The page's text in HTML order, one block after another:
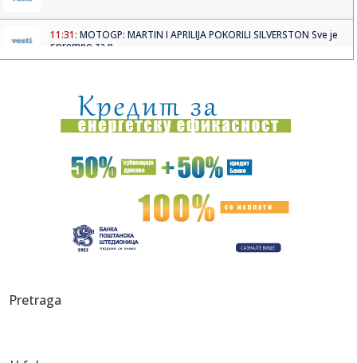
11:31: MOTOGP: MARTIN I APRILIJA POKORILI SILVERSTON Sve je
spremno za n...
11:23:VIDEO: Hiljade kvadratnih kilometara šuma u Ukrajini
prekrivene ...
11:21:O ovom srpskom spektaklu priča planeta: Dejan Petrović
zapalio ...
Bruceloza goveda kod Bujanovca
11:17:Priština u političkom haosu: Kurti traži dogovor, opozicija
koji ...
Pretraga